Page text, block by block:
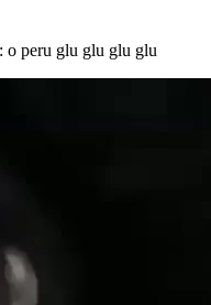
o peru glu glu glu glu